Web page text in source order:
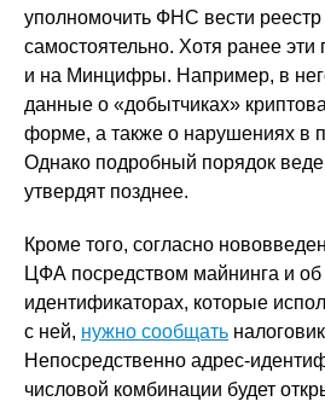
уполномочить ФНС вести
самостоятельно. Хотя ранее
и на Минцифры. Например, в
данные о «добытчиках»
форме, а также о нарушениях в
Однако подробный порядок
утвердят позднее.
Кроме того, согласно
ЦФА посредством майнинга и об
идентификаторах, которые
с ней, нужно сообщать
Непосредственно адрес-
числовой комбинации будет